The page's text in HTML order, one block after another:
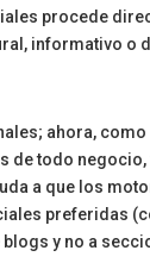
procede
informativo o
ahora,
de todo
a que los
preferidas
y no a